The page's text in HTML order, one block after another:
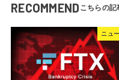
RECOMMEND
ニュ